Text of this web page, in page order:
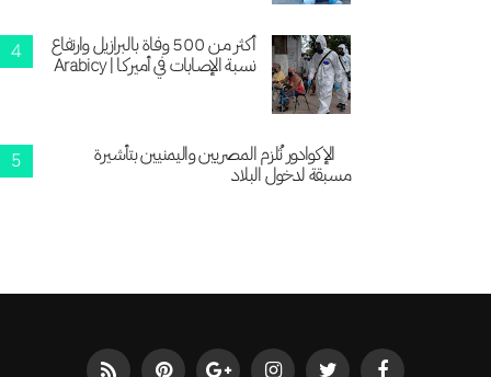
أكثر من 500 وفاة بالبرازيل وارتفاع
نسبة الإصابات في أميركا | Arabicy
الإكوادور تُلزم المصريين واليمنيين بتأشيرة
مسبقة لدخول البلاد